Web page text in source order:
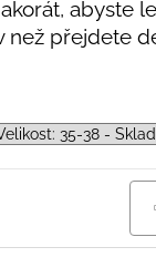
abyste
přejdete
NÁMOŘNICKÉ